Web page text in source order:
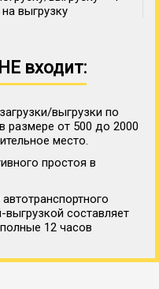
выгрузку
входит:
выгрузки по
размере от 500 до 2000
место.
простоя в
составляет
12 часов